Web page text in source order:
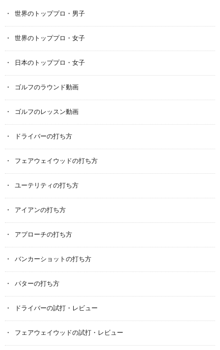
世界のトッププロ・男子
世界のトッププロ・女子
日本のトッププロ・女子
ゴルフのラウンド動画
ゴルフのレッスン動画
ドライバーの打ち方
フェアウェイウッドの打ち方
ユーテリティの打ち方
アイアンの打ち方
アプローチの打ち方
バンカーショットの打ち方
パターの打ち方
ドライバーの試打・レビュー
フェアウェイウッドの試打・レビュー